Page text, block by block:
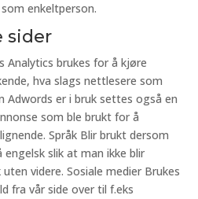
enkeltperson.
sider
Analytics brukes for å kjøre
hva slags nettlesere som
Adwords er i bruk settes også en
som ble brukt for å
Språk Blir brukt dersom
engelsk slik at man ikke blir
videre. Sosiale medier Brukes
fra vår side over til f.eks